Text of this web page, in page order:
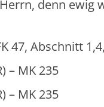
denn ewig
Abschnitt
MK 235
MK 235